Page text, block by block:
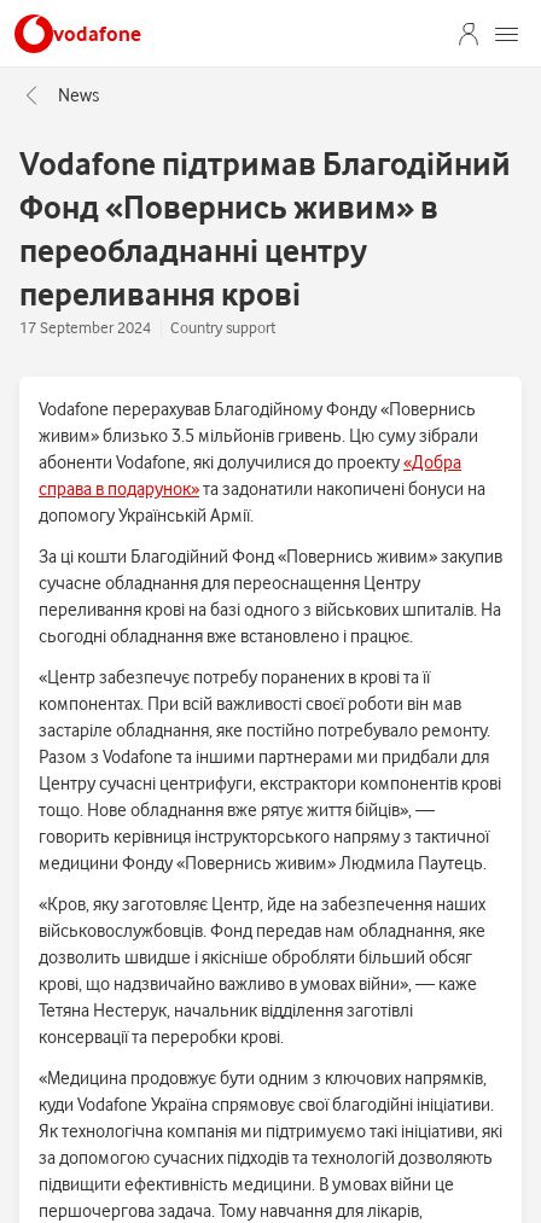
vodafone
News
Vodafone підтримав Благодійний
Фонд «Повернись живим» в
переобладнанні центру
переливання крові
17 September 2024 Country support
Vodafone перерахував Благодійному Фонду «Повернись
живим» близько 3.5 мільйонів гривень. Цю суму зібрали
абоненти Vodafone, які долучилися до проекту«Добра
справа в подарунок»та задонатили накопичені бонуси на
допомогу Українській Армії.
За ці кошти Благодійний Фонд «Повернись живим» закупив
сучасне обладнання для переоснащення Центру
переливання крові на базі одного з військових шпиталів. На
сьогодні обладнання вже встановлено і працює.
«Центр забезпечує потребу поранених в крові та її
компонентах. При всій важливості своєї роботи він мав
застаріле обладнання, яке постійно потребувало ремонту.
Разом з Vodafone та іншими партнерами ми придбали для
Центру сучасні центрифуги, екстрактори компонентів крові
тощо. Нове обладнання вже рятує життя бійців», —
говорить керівниця інструкторського напряму з тактичної
медицини Фонду «Повернись живим» Людмила Паутець.
«Кров, яку заготовляє Центр, йде на забезпечення наших
військовослужбовців. Фонд передав нам обладнання, яке
дозволить швидше і якісніше обробляти більший обсяг
крові, що надзвичайно важливо в умовах війни», — каже
Тетяна Нестерук, начальник відділення заготівлі
консервації та переробки крові.
«Медицина продовжує бути одним з ключових напрямків,
куди Vodafone Україна спрямовує свої благодійні ініціативи.
Як технологічна компанія ми підтримуємо такі ініціативи, які
за допомогою сучасних підходів та технологій дозволяють
підвищити ефективність медицини. В умовах війни це
першочергова задача. Тому навчання для лікарів,